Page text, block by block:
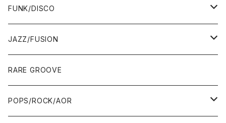
JAPAN ONLY RELEASE/REMIX
EARLY 90'S MIDDLE〜NEW SCHOOL
MID〜LATE 90'S
80'S OLD SCHOOL〜EARLY 90'S
MID〜LATE 90'S
CD/TAPE
CD-R/DEMO/SAMPLE
CD ALBUM
60'S/70'S
80'S
7"/12"
60'S/70'S
80'S
LP
60'S/70'S
80'S
12"/7"
60'S/70'S
80'S
FUNK/DISCO
LP
70'S
80'S
12"/7"
70'S
JAZZ/FUSION
JAZZ
FUSION
RARE GROOVE
POPS/ROCK/AOR